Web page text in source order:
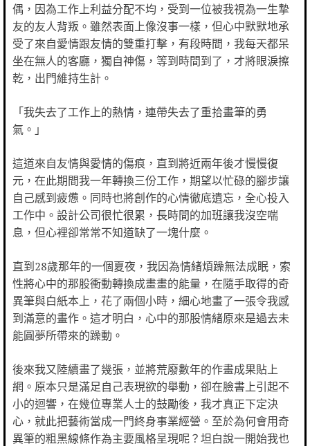
偶，因為工作上利益分配不均，受到一位被我視為一生摯
友的友人背叛。雖然表面上像沒事一樣，但心中默默地承
受了來自愛情跟友情的雙重打擊，有段時間，我每天都呆
坐在無人的客廳，獨自神傷，等到時間到了，才將眼淚擦
乾，出門維持生計。
「我失去了工作上的熱情，連帶失去了重拾畫筆的勇
氣。」
這道來自友情與愛情的傷痕，直到將近兩年後才慢慢復
元，在此期間我一年轉換三份工作，期望以忙碌的腳步讓
自己感到疲憊。同時也將創作的心情徹底遺忘，全心投入
工作中。設計公司很忙很累，長時間的加班讓我沒空喘
息，但心裡卻常常不知道缺了一塊什麼。
直到28歲那年的一個夏夜，我因為情緒煩躁無法成眠，索
性將心中的那股衝動轉換成畫畫的能量，在隨手取得的奇
異筆與白紙本上，花了兩個小時，細心地畫了一張令我感
到滿意的畫作。這才明白，心中的那股情緒原來是過去未
能圓夢所帶來的躁動。
後來我又陸續畫了幾張，並將荒廢數年的作畫成果貼上
網。原本只是滿足自己表現欲的舉動，卻在臉書上引起不
小的迴響，在幾位專業人士的鼓勵後，我才真正下定決
心，就此把藝術當成一門終身事業經營。至於為何會用奇
異筆的粗黑線條作為主要風格呈現呢？坦白說一開始我也